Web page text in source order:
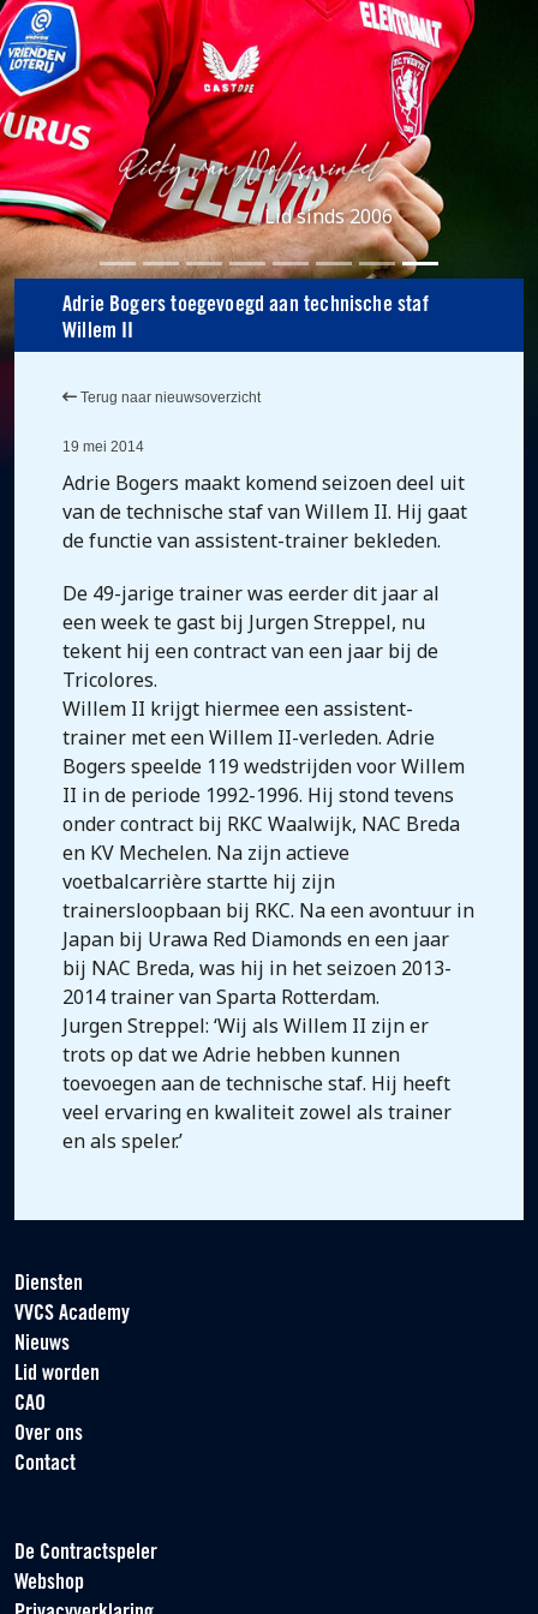
Lid sinds 2006
Adrie Bogers toegevoegd aan technische staf
Willem II
Terug naar nieuwsoverzicht
19 mei 2014
Adrie Bogers maakt komend seizoen deel uit
van de technische staf van Willem II. Hij gaat
de functie van assistent-trainer bekleden.
De 49-jarige trainer was eerder dit jaar al
een week te gast bij Jurgen Streppel, nu
tekent hij een contract van een jaar bij de
Tricolores.
Willem II krijgt hiermee een assistent-
trainer met een Willem II-verleden. Adrie
Bogers speelde 119 wedstrijden voor Willem
II in de periode 1992-1996. Hij stond tevens
onder contract bij RKC Waalwijk, NAC Breda
en KV Mechelen. Na zijn actieve
voetbalcarrière startte hij zijn
trainersloopbaan bij RKC. Na een avontuur in
Japan bij Urawa Red Diamonds en een jaar
bij NAC Breda, was hij in het seizoen 2013-
2014 trainer van Sparta Rotterdam.
Jurgen Streppel: ‘Wij als Willem II zijn er
trots op dat we Adrie hebben kunnen
toevoegen aan de technische staf. Hij heeft
veel ervaring en kwaliteit zowel als trainer
en als speler.’
Diensten
VVCS Academy
Nieuws
Lid worden
CAO
Over ons
Contact
De Contractspeler
Webshop